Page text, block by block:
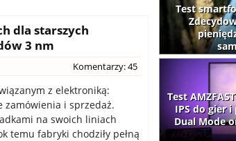
dla starszych
3 nm
Komentarzy: 45
z elektroniką:
zamówienia i sprzedaż.
na swoich liniach
temu fabryki chodziły pełną
Test
Test
IPS do gier
Dual Mode